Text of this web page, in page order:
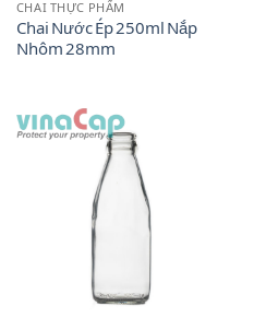
CHAI THỰC PHẨM
Chai Nước Ép 250ml Nắp
Nhôm 28mm